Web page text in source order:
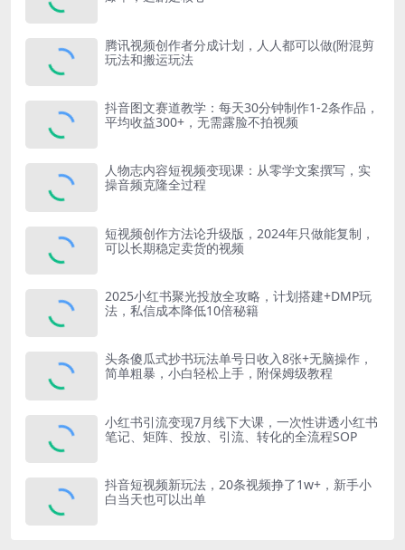
腾讯视频创作者分成计划，人人都可以做(附混剪
玩法和搬运玩法
抖音图文赛道教学：每天30分钟制作1-2条作品，
平均收益300+，无需露脸不拍视频
人物志内容短视频变现课：从零学文案撰写，实
操音频克隆全过程
短视频创作方法论升级版，2024年只做能复制，
可以长期稳定卖货的视频
2025小红书聚光投放全攻略，计划搭建+DMP玩
法，私信成本降低10倍秘籍
头条傻瓜式抄书玩法单号日收入8张+无脑操作，
简单粗暴，小白轻松上手，附保姆级教程
小红书引流变现7月线下大课，一次性讲透小红书
笔记、矩阵、投放、引流、转化的全流程SOP
抖音短视频新玩法，20条视频挣了1w+，新手小
白当天也可以出单